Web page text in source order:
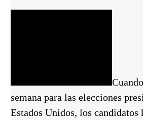
semana para las elecciones
Estados Unidos, los candidatos